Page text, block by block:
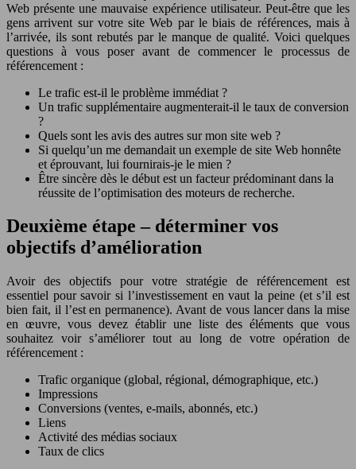
Web présente une mauvaise expérience utilisateur. Peut-être que les
gens arrivent sur votre site Web par le biais de références, mais à
l’arrivée, ils sont rebutés par le manque de qualité. Voici quelques
questions à vous poser avant de commencer le processus de
référencement :
Le trafic est-il le problème immédiat ?
Un trafic supplémentaire augmenterait-il le taux de conversion
?
Quels sont les avis des autres sur mon site web ?
Si quelqu’un me demandait un exemple de site Web honnête
et éprouvant, lui fournirais-je le mien ?
Être sincère dès le début est un facteur prédominant dans la
réussite de l’optimisation des moteurs de recherche.
Deuxième étape – déterminer vos
objectifs d’amélioration
Avoir des objectifs pour votre stratégie de référencement est
essentiel pour savoir si l’investissement en vaut la peine (et s’il est
bien fait, il l’est en permanence). Avant de vous lancer dans la mise
en œuvre, vous devez établir une liste des éléments que vous
souhaitez voir s’améliorer tout au long de votre opération de
référencement :
Trafic organique (global, régional, démographique, etc.)
Impressions
Conversions (ventes, e-mails, abonnés, etc.)
Liens
Activité des médias sociaux
Taux de clics